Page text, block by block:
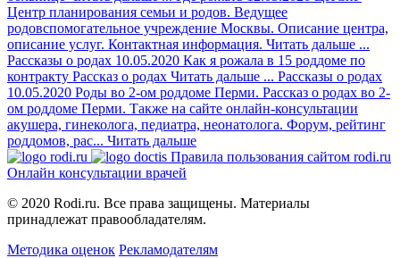
Центр планирования семьи и родов. Ведущее
родовспомогательное учреждение Москвы. Описание центра,
описание услуг. Контактная информация. Читать дальше ...
Рассказы о родах 10.05.2020 Как я рожала в 15 роддоме по
контракту Рассказ о родах Читать дальше ... Рассказы о родах
10.05.2020 Роды во 2-ом роддоме Перми. Рассказ о родах во 2-
ом роддоме Перми. Также на сайте онлайн-консультации
акушера, гинеколога, педиатра, неонатолога. Форум, рейтинг
роддомов, рас... Читать дальше
Правила пользования сайтом rodi.ru
Онлайн консультации врачей
© 2020 Rodi.ru. Все права защищены. Материалы
принадлежат правообладателям.
Методика оценок Рекламодателям